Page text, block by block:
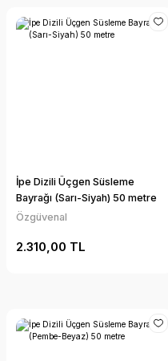
İpe Dizili Üçgen Süsleme
Bayrağı (Sarı-Siyah) 50 metre
Özgüvenal
2.310,00 TL